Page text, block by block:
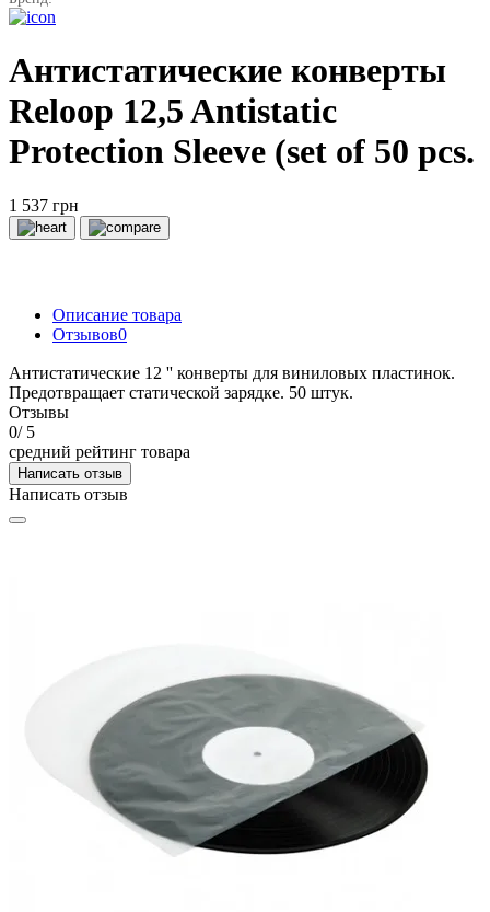
Антистатические конверты
Reloop 12,5 Antistatic
Protection Sleeve (set of 50 pcs.
1 537 грн
Описание товара
Отзывов0
Антистатические 12 '' конверты для виниловых пластинок.
Предотвращает статической зарядке. 50 штук.
Отзывы
0/ 5
средний рейтинг товара
Написать отзыв
Написать отзыв